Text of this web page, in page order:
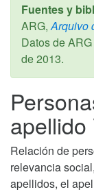
Fuentes y
ARG, Arquivo
Datos de
de 2013.
Relación de
relevancia
apellidos, el